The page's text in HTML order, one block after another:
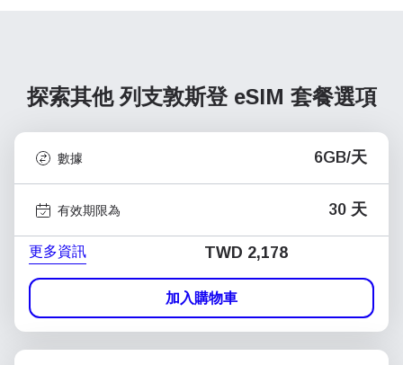
探索其他 列支敦斯登 eSIM 套餐選項
數據 6GB/天
有效期限為 30 天
更多資訊 TWD 2,178
加入購物車